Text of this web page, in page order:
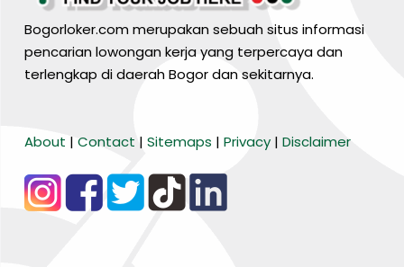
Bogorloker.com merupakan sebuah situs informasi
pencarian lowongan kerja yang terpercaya dan
terlengkap di daerah Bogor dan sekitarnya.
About | Contact | Sitemaps | Privacy | Disclaimer